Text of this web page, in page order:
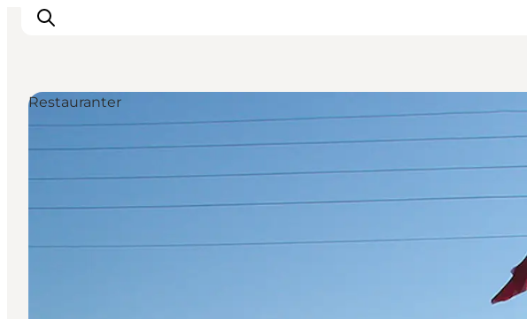
Oplev
Byer og steder
Overnat
Restauranter